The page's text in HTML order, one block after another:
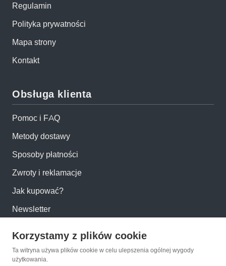
Regulamin
Polityka prywatności
Mapa strony
Kontakt
Obsługa klienta
Pomoc i FAQ
Metody dostawy
Sposoby płatności
Zwroty i reklamacje
Jak kupować?
Newsletter
Konto
Korzystamy z plików cookie
Ta witryna używa plików cookie w celu ulepszenia ogólnej wygody
użytkowania.